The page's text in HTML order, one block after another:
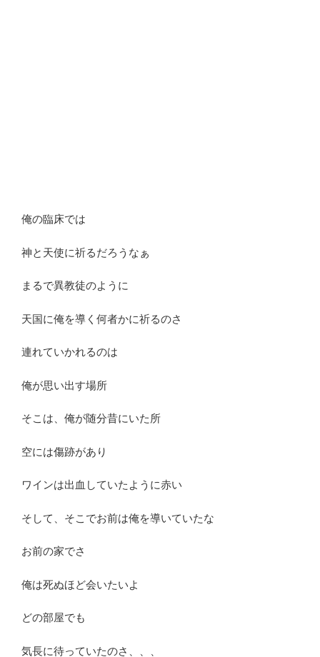
俺の臨床では
神と天使に祈るだろうなぁ
まるで異教徒のように
天国に俺を導く何者かに祈るのさ
連れていかれるのは
俺が思い出す場所
そこは、俺が随分昔にいた所
空には傷跡があり
ワインは出血していたように赤い
そして、そこでお前は俺を導いていたな
お前の家でさ
俺は死ぬほど会いたいよ
どの部屋でも
気長に待っていたのさ、、、